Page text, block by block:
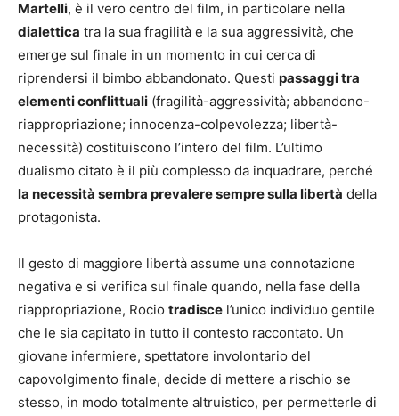
Martelli, è il vero centro del film, in particolare nella
dialettica tra la sua fragilità e la sua aggressività, che
emerge sul finale in un momento in cui cerca di
riprendersi il bimbo abbandonato. Questi passaggi tra
elementi conflittuali (fragilità-aggressività; abbandono-
riappropriazione; innocenza-colpevolezza; libertà-
necessità) costituiscono l’intero del film. L’ultimo
dualismo citato è il più complesso da inquadrare, perché
la necessità sembra prevalere sempre sulla libertà della
protagonista.
Il gesto di maggiore libertà assume una connotazione
negativa e si verifica sul finale quando, nella fase della
riappropriazione, Rocio tradisce l’unico individuo gentile
che le sia capitato in tutto il contesto raccontato. Un
giovane infermiere, spettatore involontario del
capovolgimento finale, decide di mettere a rischio se
stesso, in modo totalmente altruistico, per permetterle di